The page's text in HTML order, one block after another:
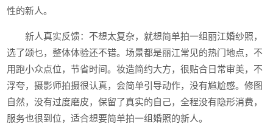
性的新人。
新人真实反馈：不想太复杂，就想简单拍一组丽江婚纱照，
选了颂乜，整体体验还不错。场景都是丽江常见的热门地点，不
用跑小众点位，节省时间。妆造简约大方，很贴合日常审美，不
浮夸，摄影师拍摄很认真，会简单引导动作，没有尴尬感。修图
自然，没有过度磨皮，保留了真实的自己，全程没有隐形消费，
服务也很到位，适合想要简单拍一组婚照的新人。